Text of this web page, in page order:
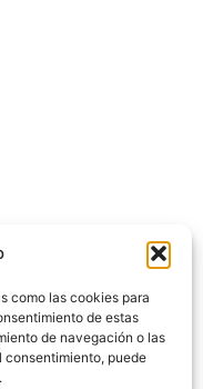
como las cookies para
de estas
de navegación o las
consentimiento, puede